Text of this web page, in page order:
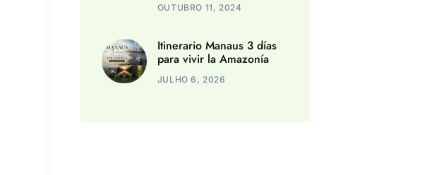
OUTUBRO 11, 2024
Itinerario Manaus 3 días
para vivir la Amazonía
JULHO 6, 2026